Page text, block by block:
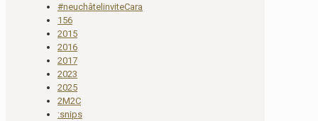
#neuchâtelinviteCara
156
2015
2016
2017
2023
2025
2M2C
:snips